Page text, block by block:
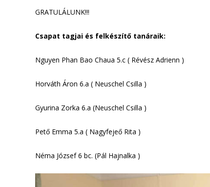
GRATULÁLUNK!!!
Csapat tagjai és felkészítő tanáraik:
Nguyen Phan Bao Chaua 5.c ( Révész Adrienn )
Horváth Áron 6.a ( Neuschel Csilla )
Gyurina Zorka 6.a (Neuschel Csilla )
Pető Emma 5.a ( Nagyfejeő Rita )
Néma József 6 bc. (Pál Hajnalka )